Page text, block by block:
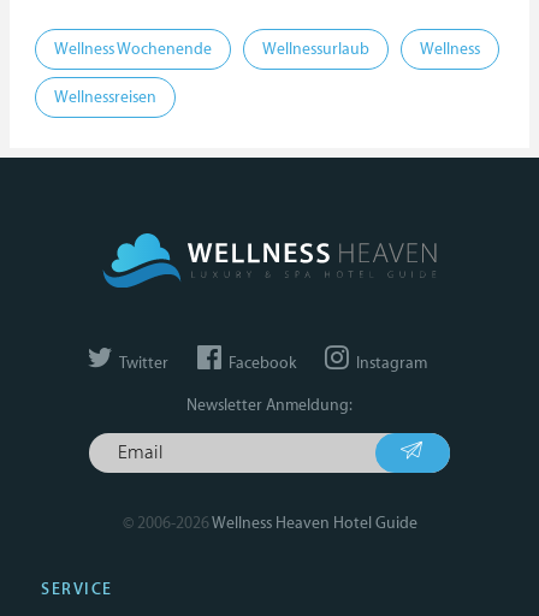
Wellness Wochenende Wellnessurlaub Wellness
Wellnessreisen
Twitter Facebook Instagram
Newsletter Anmeldung:
© 2006-2026Wellness Heaven Hotel Guide
SERVICE